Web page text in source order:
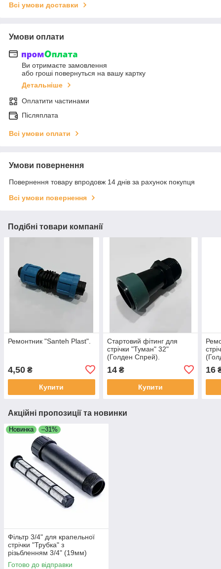
Всі умови доставки
Умови оплати
Ви отримаєте замовлення
або гроші повернуться на вашу картку
Детальніше
Оплатити частинами
Післяплата
Всі умови оплати
Умови повернення
Повернення товару впродовж 14 днів за рахунок покупця
Всі умови повернення
Подібні товари компанії
Ремонтник "Santeh Plast".
4,50 ₴
Купити
Стартовий фітинг для
стрічки "Туман" 32"
(Голден Спрей).
14₴
Купити
16
Акційні пропозиції та новинки
Новинка –31%
Фільтр 3/4" для крапельної
стрічки "Трубка" з
різьбленням 3/4" (19мм)
сітчастий. ТМ "Presto".
Готово до відправки